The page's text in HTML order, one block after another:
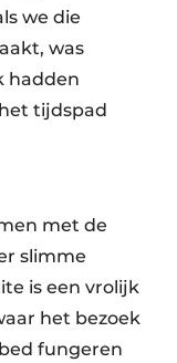
we die
was
hadden
tijdspad
met de
slimme
is een vrolijk
het bezoek
fungeren